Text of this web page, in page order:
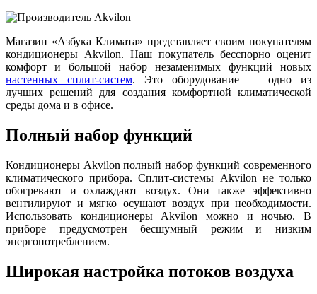
Магазин «Азбука Климата» представляет своим покупателям
кондиционеры Akvilon. Наш покупатель бесспорно оценит
комфорт и большой набор незаменимых функций новых
настенных сплит-систем. Это оборудование — одно из
лучших решений для создания комфортной климатической
среды дома и в офисе.
Полный набор функций
Кондиционеры Akvilon полный набор функций современного
климатического прибора. Сплит-системы Akvilon не только
обогревают и охлаждают воздух. Они также эффективно
вентилируют и мягко осушают воздух при необходимости.
Использовать кондиционеры Akvilon можно и ночью. В
приборе предусмотрен бесшумный режим и низким
энергопотреблением.
Широкая настройка потоков воздуха